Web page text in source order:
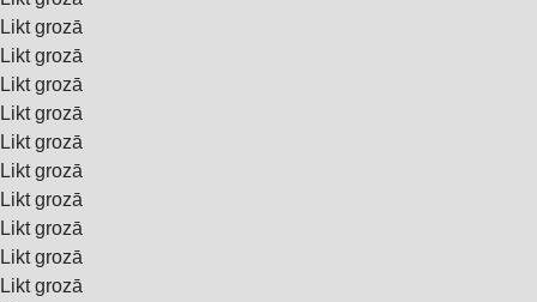
Likt grozā
Likt grozā
Likt grozā
Likt grozā
Likt grozā
Likt grozā
Likt grozā
Likt grozā
Likt grozā
Likt grozā